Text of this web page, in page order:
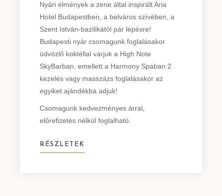
Nyári élmények a zene által inspirált Aria
Hotel Budapestben, a belváros szívében, a
Szent István-bazilikától pár lépésre!
Budapesti nyár csomagunk foglalásakor
üdvözlő koktéllal várjuk a High Note
SkyBarban, emellett a Harmony Spaban 2
kezelés vagy masszázs foglalásakor az
egyiket ajándékba adjuk!
Csomagunk kedvezményes árral,
előrefizetés nélkül foglalható.
RÉSZLETEK